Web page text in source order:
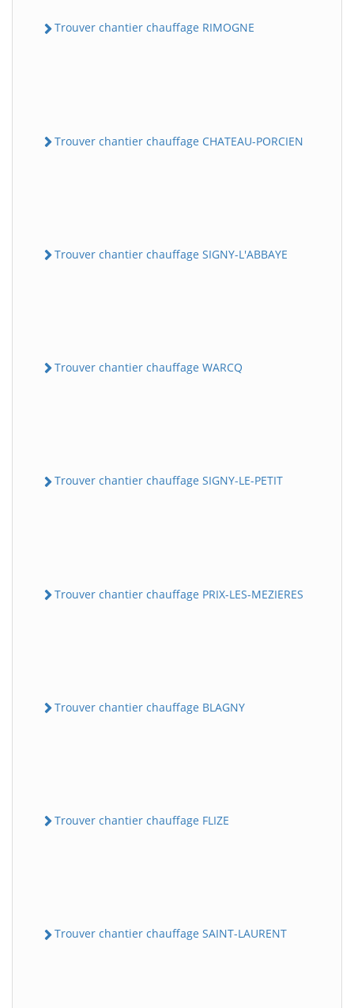
Trouver chantier chauffage RIMOGNE
Trouver chantier chauffage CHATEAU-PORCIEN
Trouver chantier chauffage SIGNY-L'ABBAYE
Trouver chantier chauffage WARCQ
Trouver chantier chauffage SIGNY-LE-PETIT
Trouver chantier chauffage PRIX-LES-MEZIERES
Trouver chantier chauffage BLAGNY
Trouver chantier chauffage FLIZE
Trouver chantier chauffage SAINT-LAURENT